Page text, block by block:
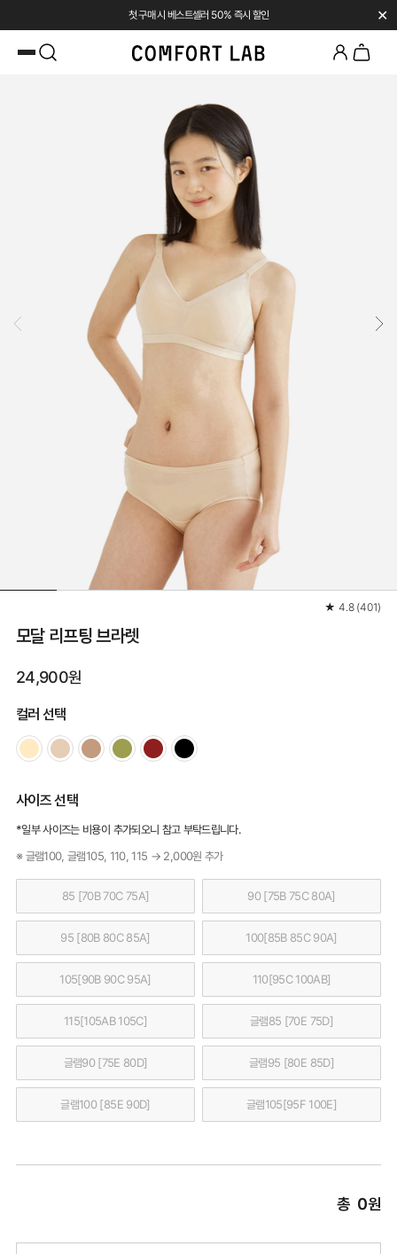
첫 구매 시 베스트셀러 50% 즉시 할인 ✕
★ 4.8 (401)
모달 리프팅 브라렛
24,900원
컬러 선택
사이즈 선택
*일부 사이즈는 비용이 추가되오니 참고 부탁드립니다.
※ 글램100, 글램105, 110, 115 → 2,000원 추가
85 [70B 70C 75A] 90 [75B 75C 80A]
95 [80B 80C 85A] 100[85B 85C 90A]
105[90B 90C 95A] 110[95C 100AB]
115[105AB 105C] 글램85 [70E 75D]
글램90 [75E 80D] 글램95 [80E 85D]
글램100 [85E 90D] 글램105[95F 100E]
총 0원